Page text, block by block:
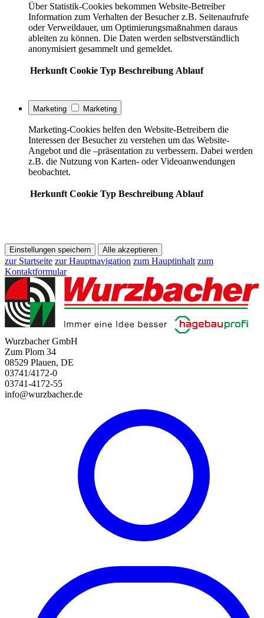
Über Statistik-Cookies bekommen Website-Betreiber
Information zum Verhalten der Besucher z.B. Seitenaufrufe
oder Verweildauer, um Optimierungsmaßnahmen daraus
ableiten zu können. Die Daten werden selbstverständlich
anonymisiert gesammelt und gemeldet.
Herkunft Cookie Typ Beschreibung Ablauf
Marketing Marketing
Marketing-Cookies helfen den Website-Betreibern die
Interessen der Besucher zu verstehen um das Website-
Angebot und die –präsentation zu verbessern. Dabei werden
z.B. die Nutzung von Karten- oder Videoanwendungen
beobachtet.
Herkunft Cookie Typ Beschreibung Ablauf
Einstellungen speichern Alle akzeptieren
zur Startseite zur Hauptnavigation zum Hauptinhalt zum
Kontaktformular
Wurzbacher GmbH
Zum Plom 34
08529 Plauen, DE
03741/4172-0
03741-4172-55
info@wurzbacher.de